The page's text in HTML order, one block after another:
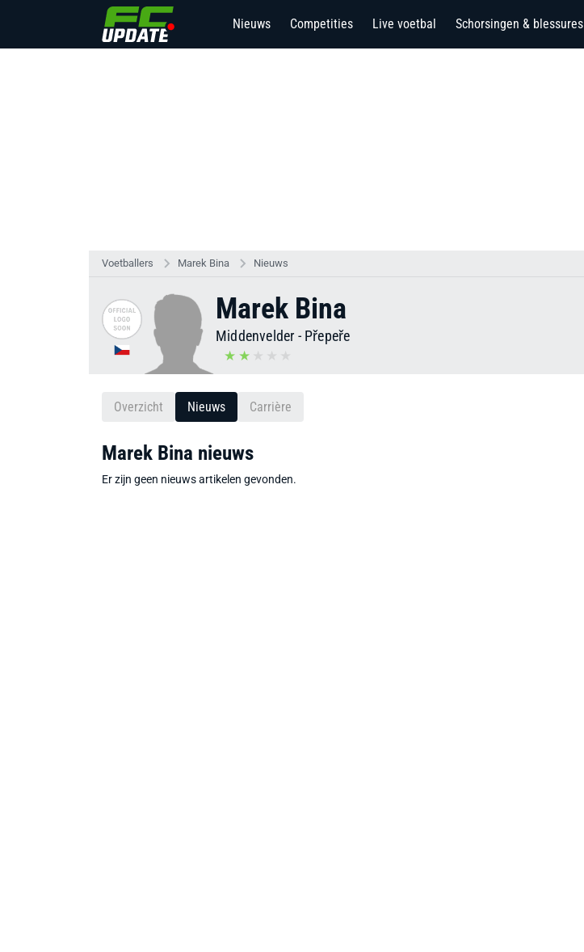
Nieuws Competities Live voetbal Schorsingen & blessures
Voetballers Marek Bina Nieuws
Marek Bina
Middenvelder - Přepeře
Overzicht Nieuws Carrière
Marek Bina nieuws
Er zijn geen nieuws artikelen gevonden.